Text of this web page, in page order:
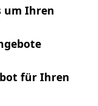
um Ihren
für Ihren